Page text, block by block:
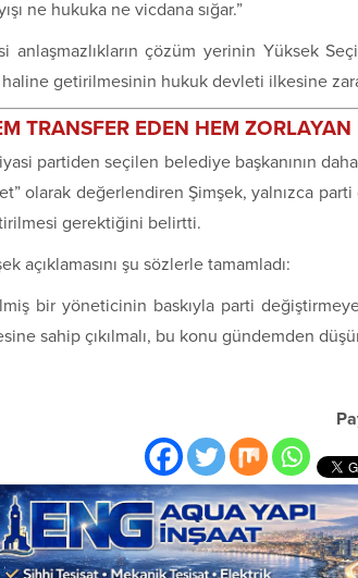
ne hukuka ne vicdana sığar.”
anlaşmazlıkların çözüm yerinin Yüksek
haline getirilmesinin hukuk devleti ilkesine
TRANSFER EDEN HEM ZORLAYAN
partiden seçilen belediye başkanının
olarak değerlendiren Şimşek, yalnızca
gerektiğini belirtti.
açıklamasını şu sözlerle tamamladı:
bir yöneticinin baskıyla parti
sahip çıkılmalı, bu konu gündemden